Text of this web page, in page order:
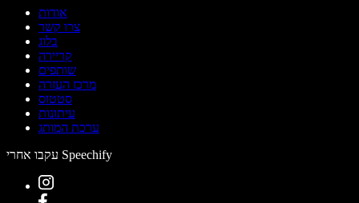
אודות
צרו קשר
בלוג
קריירה
שותפים
מרכז העזרה
סטטוס
עיתונות
ערכת המותג
עקבו אחרי Speechify